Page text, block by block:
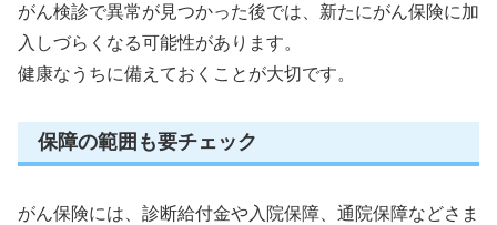
がん検診で異常が見つかった後では、新たにがん保険に加
入しづらくなる可能性があります。
健康なうちに備えておくことが大切です。
保障の範囲も要チェック
がん保険には、診断給付金や入院保障、通院保障などさま